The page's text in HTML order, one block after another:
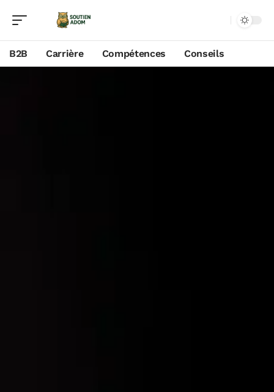
B2B Carrière Compétences Conseils